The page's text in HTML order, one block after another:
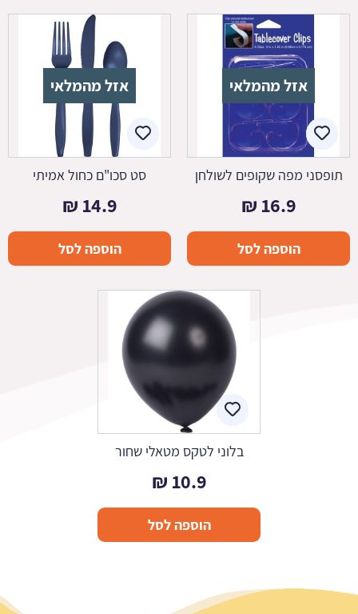
אזל מהמלאי
תופסני מפה שקופים לשולחן
16.9
₪
הוספה לסל
אזל מהמלאי
סט סכו"ם כחול אמיתי
14.9
₪
הוספה לסל
בלוני לטקס מטאלי שחור
10.9
₪
הוספה לסל